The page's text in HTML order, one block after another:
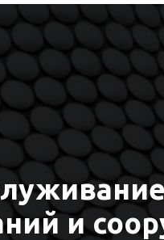
content
и